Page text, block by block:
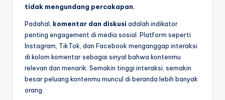
tidak mengundang percakapan.
Padahal, komentar dan diskusi adalah indikator
penting engagement di media sosial. Platform seperti
Instagram, TikTok, dan Facebook menganggap interaksi
di kolom komentar sebagai sinyal bahwa kontenmu
relevan dan menarik. Semakin tinggi interaksi, semakin
besar peluang kontenmu muncul di beranda lebih banyak
orang.